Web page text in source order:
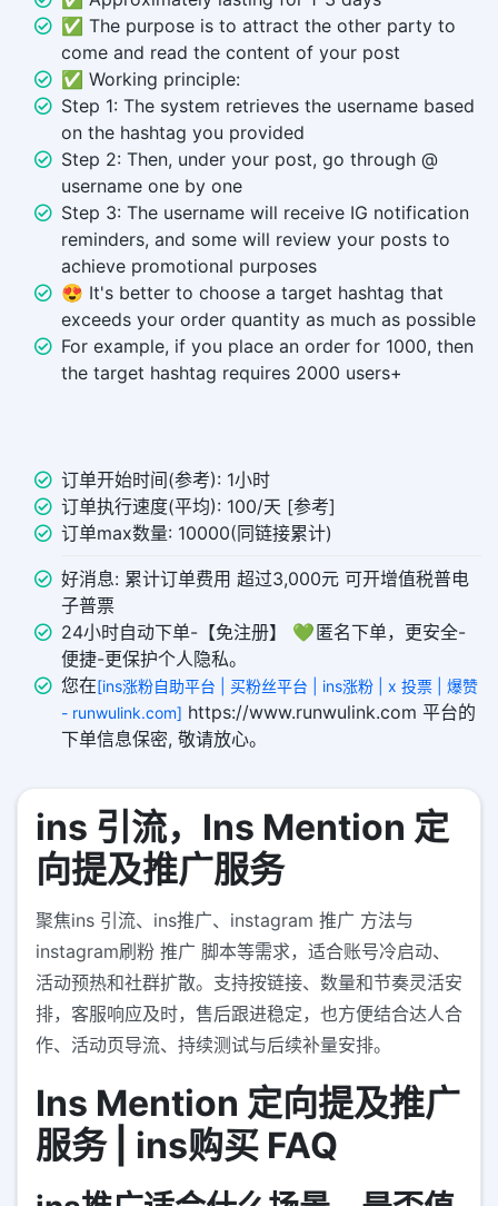
✅ The purpose is to attract the other party to
come and read the content of your post
✅ Working principle:
Step 1: The system retrieves the username based
on the hashtag you provided
Step 2: Then, under your post, go through @
username one by one
Step 3: The username will receive IG notification
reminders, and some will review your posts to
achieve promotional purposes
😍 It's better to choose a target hashtag that
exceeds your order quantity as much as possible
For example, if you place an order for 1000, then
the target hashtag requires 2000 users+
订单开始时间(参考): 1小时
订单执行速度(平均): 100/天 [参考]
订单max数量: 10000(同链接累计)
好消息: 累计订单费用 超过3,000元 可开增值税普电
子普票
24小时自动下单-【免注册】 💚 匿名下单，更安全-
便捷-更保护个人隐私。
您在[ins涨粉自助平台 | 买粉丝平台 | ins涨粉 | x 投票 | 爆赞
- runwulink.com] https://www.runwulink.com 平台的
下单信息保密, 敬请放心。
ins 引流，Ins Mention 定
向提及推广服务
聚焦ins 引流、ins推广、instagram 推广 方法与
instagram刷粉 推广 脚本等需求，适合账号冷启动、
活动预热和社群扩散。支持按链接、数量和节奏灵活安
排，客服响应及时，售后跟进稳定，也方便结合达人合
作、活动页导流、持续测试与后续补量安排。
Ins Mention 定向提及推广
服务 | ins购买 FAQ